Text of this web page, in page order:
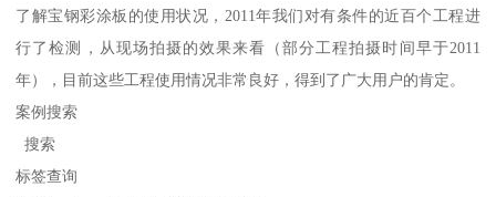
了解宝钢彩涂板的使用状况，2011年我们对有条件的近百个工程进
行了检测，从现场拍摄的效果来看（部分工程拍摄时间早于2011
年），目前这些工程使用情况非常良好，得到了广大用户的肯定。
案例搜索
搜索
标签查询